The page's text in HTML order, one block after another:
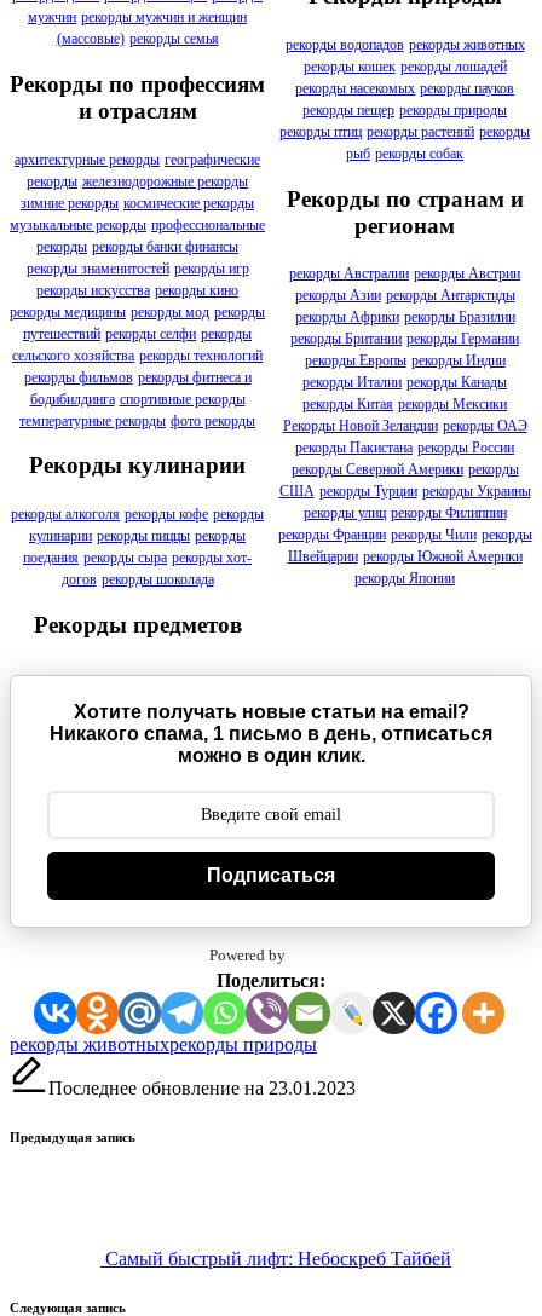
мужчин рекорды мужчин и женщин
(массовые) рекорды семья
Рекорды по профессиям
и отраслям
архитектурные рекорды географические
рекорды железнодорожные рекорды
зимние рекорды космические рекорды
музыкальные рекорды профессиональные
рекорды рекорды банки финансы
рекорды знаменитостей рекорды игр
рекорды искусства рекорды кино
рекорды медицины рекорды мод рекорды
путешествий рекорды селфи рекорды
сельского хозяйства рекорды технологий
рекорды фильмов рекорды фитнеса и
бодибилдинга спортивные рекорды
температурные рекорды фото рекорды
Рекорды кулинарии
рекорды алкоголя рекорды кофе рекорды
кулинарии рекорды пиццы рекорды
поедания рекорды сыра рекорды хот-
догов рекорды шоколада
Рекорды предметов
рекорды водопадов рекорды животных
рекорды кошек рекорды лошадей
рекорды насекомых рекорды пауков
рекорды пещер рекорды природы
рекорды птиц рекорды растений рекорды
рыб рекорды собак
Рекорды по странам и
регионам
рекорды Австралии рекорды Австрии
рекорды Азии рекорды Антарктиды
рекорды Африки рекорды Бразилии
рекорды Британии рекорды Германии
рекорды Европы рекорды Индии
рекорды Италии рекорды Канады
рекорды Китая рекорды Мексики
Рекорды Новой Зеландии рекорды ОАЭ
рекорды Пакистана рекорды России
рекорды Северной Америки рекорды
США рекорды Турции рекорды Украины
рекорды улиц рекорды Филиппин
рекорды Франции рекорды Чили рекорды
Швейцарии рекорды Южной Америки
рекорды Японии
Хотите получать новые статьи на email?
Никакого спама, 1 письмо в день, отписаться
можно в один клик.
Подписаться
Powered by
Поделиться:
Метки:
рекорды животныхрекорды природы
Последнее обновление на 23.01.2023
Навигация
Предыдущая запись
Самый быстрый лифт: Небоскреб Тайбей
Следующая запись